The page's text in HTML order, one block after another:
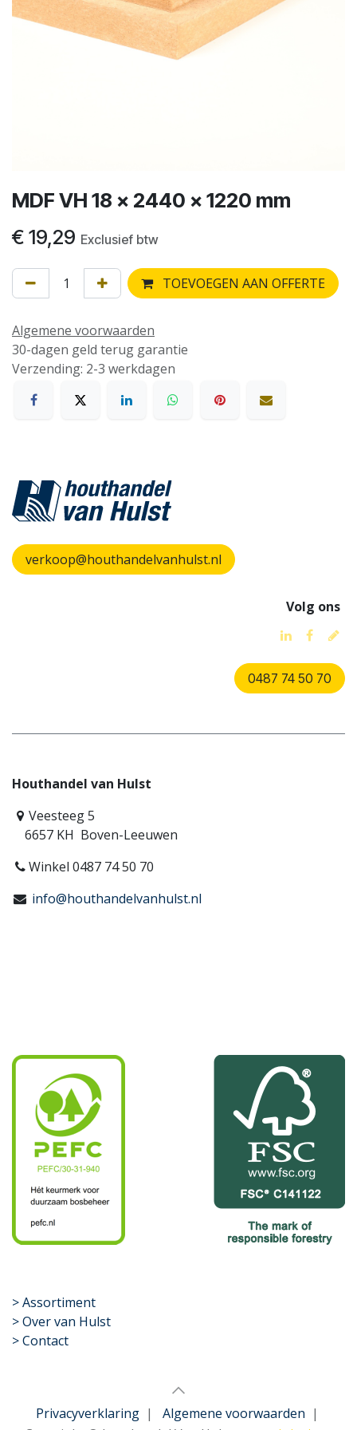
MDF VH 18 x 2440 x 1220 mm
€ 19,29 Exclusief btw
TOEVOEGEN AAN OFFERTE
Algemene voorwaarden
30-dagen geld terug garantie
Verzending: 2-3 werkdagen
verkoop@houthandelvanhulst.nl
Volg ons
0487 74 50 70
Houthandel van Hulst
Veesteeg 5
6657 KH Boven-Leeuwen
Winkel 0487 74 50 70
info@houthandelvanhulst.nl
​>Assortiment
> Over van Hulst
> Contact
Privacyverklaring| Algemene voorwaarden |